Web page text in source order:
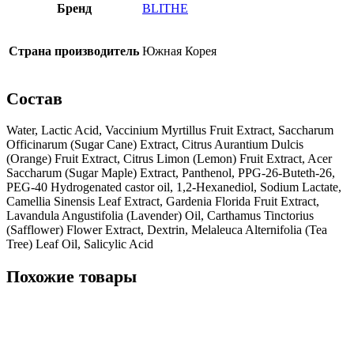
Бренд BLITHE
Страна производитель Южная Корея
Состав
Water, Lactic Acid, Vaccinium Myrtillus Fruit Extract, Saccharum
Officinarum (Sugar Cane) Extract, Citrus Aurantium Dulcis
(Orange) Fruit Extract, Citrus Limon (Lemon) Fruit Extract, Acer
Saccharum (Sugar Maple) Extract, Panthenol, PPG-26-Buteth-26,
PEG-40 Hydrogenated castor oil, 1,2-Hexanediol, Sodium Lactate,
Camellia Sinensis Leaf Extract, Gardenia Florida Fruit Extract,
Lavandula Angustifolia (Lavender) Oil, Carthamus Tinctorius
(Safflower) Flower Extract, Dextrin, Melaleuca Alternifolia (Tea
Tree) Leaf Oil, Salicylic Acid
Похожие товары